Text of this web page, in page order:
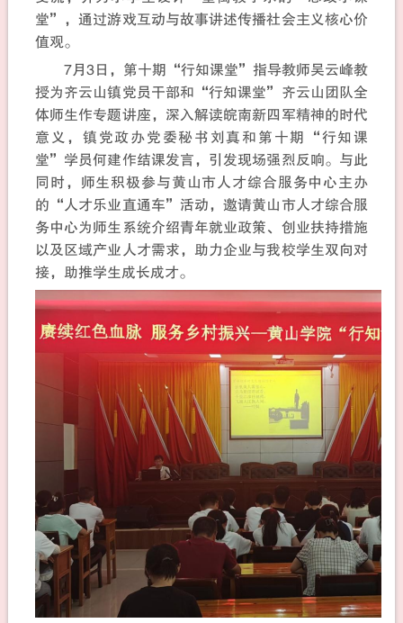
堂”，通过游戏互动与故事讲述传播社会主义核心价
值观。
7月3日，第十期“行知课堂”指导教师吴云峰教
授为齐云山镇党员干部和“行知课堂”齐云山团队全
体师生作专题讲座，深入解读皖南新四军精神的时代
意义，镇党政办党委秘书刘真和第十期“行知课
堂”学员何建作结课发言，引发现场强烈反响。与此
同时，师生积极参与黄山市人才综合服务中心主办
的“人才乐业直通车”活动，邀请黄山市人才综合服
务中心为师生系统介绍青年就业政策、创业扶持措施
以及区域产业人才需求，助力企业与我校学生双向对
接，助推学生成长成才。